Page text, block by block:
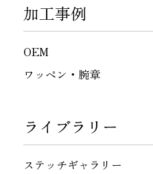
加工事例
OEM
ワッペン・腕章
ライブラリー
ステッチギャラリー